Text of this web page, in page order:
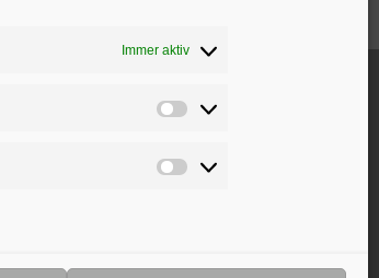
Immer aktiv
Präferenzen
Marketing